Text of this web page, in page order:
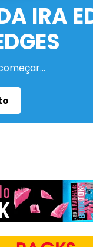
IRA